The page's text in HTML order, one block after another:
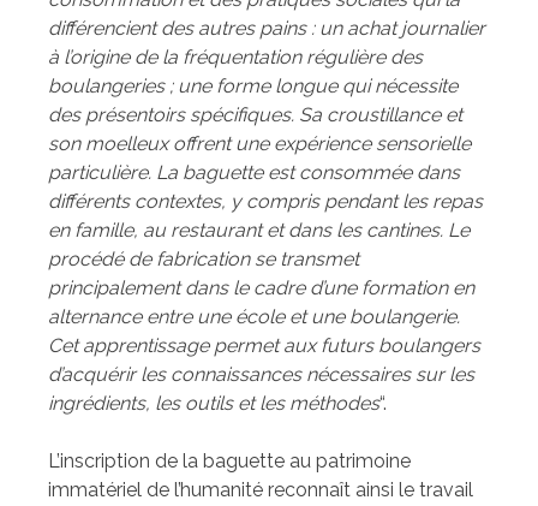
différencient des autres pains : un achat journalier
à l’origine de la fréquentation régulière des
boulangeries ; une forme longue qui nécessite
des présentoirs spécifiques. Sa croustillance et
son moelleux offrent une expérience sensorielle
particulière. La baguette est consommée dans
différents contextes, y compris pendant les repas
en famille, au restaurant et dans les cantines. Le
procédé de fabrication se transmet
principalement dans le cadre d’une formation en
alternance entre une école et une boulangerie.
Cet apprentissage permet aux futurs boulangers
d’acquérir les connaissances nécessaires sur les
ingrédients, les outils et les méthodes“.
L’inscription de la baguette au patrimoine
immatériel de l’humanité reconnaît ainsi le travail